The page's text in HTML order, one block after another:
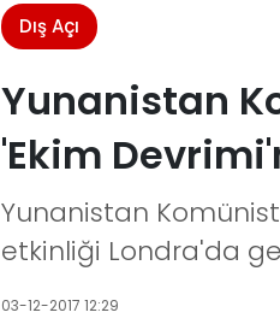
Dış Açı
Yunanistan
'Ekim
Yunanistan Komünist
etkinliği Londra'da
03-12-2017 12:29